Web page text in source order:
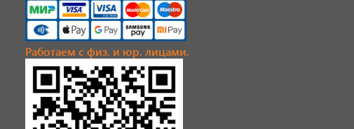
Работаем с физ. и юр. лицами.